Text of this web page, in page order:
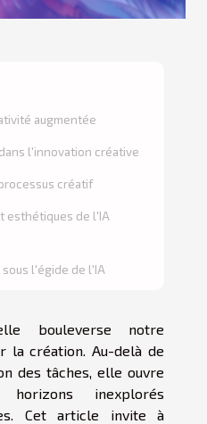
augmentée
l'innovation créative
créatif
esthétiques de l'IA
l'égide de l'IA
bouleverse notre
la création. Au-delà de
des tâches, elle ouvre
inexplorés
Cet article invite à